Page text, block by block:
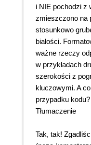
i NIE pochodzi z
zmieszczono na
stosunkowo
białości.
ważne rzeczy
w przykładach
szerokości z
kluczowymi. A
przypadku
Tłumaczenie
Tak, tak!